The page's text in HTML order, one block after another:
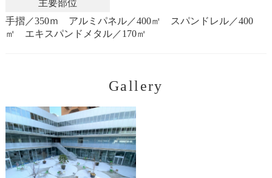
主要部位
手摺／350ｍ アルミパネル／400㎡ スパンドレル／400
㎡ エキスパンドメタル／170㎡
Gallery